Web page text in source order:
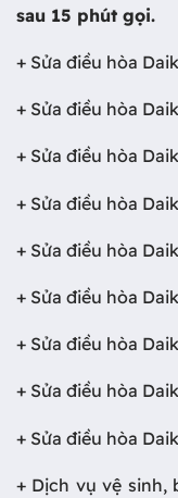
sau 15 phút gọi.
+ Sửa điều hòa
+ Sửa điều hòa
+ Sửa điều hòa
+ Sửa điều hòa
+ Sửa điều hòa
+ Sửa điều hòa
+ Sửa điều hòa
+ Sửa điều hòa
+ Sửa điều hòa
+ Dịch vụ vệ sinh,